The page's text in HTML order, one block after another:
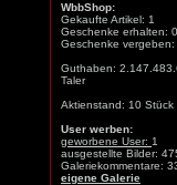
WbbShop:
Gekaufte Artikel: 1
Geschenke erhalten: 0
Geschenke vergeben:
Guthaben:
Taler
Aktienstand: 10 Stück
User werben:
geworbene User: 1
ausgestellte Bilder:
Galeriekommentare:
eigene Galerie